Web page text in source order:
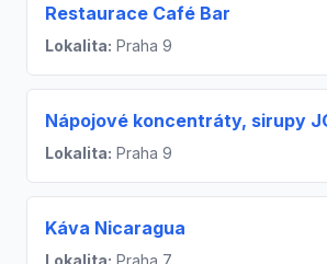
Restaurace Café Bar
Lokalita: Praha 9
Nápojové koncentráty, sirupy
Lokalita: Praha 9
Káva Nicaragua
Lokalita: Praha 7